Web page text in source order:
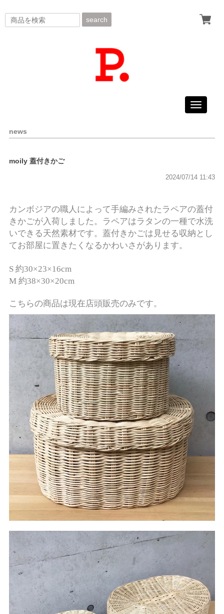
search
Toggle
news
moily 蓋付きかご
2024/07/14 11:43
カンボジアの職人によって手編みされたラペアの蓋付
きかごが入荷しました。ラペアはラタンの一種で水洗
いできる天然素材です。蓋付きかごは見せる収納とし
てお部屋に置きたくなるかわいさがあります。
S 約30×23×16cm
M 約38×30×20cm
こちらの商品は現在店頭販売のみです。